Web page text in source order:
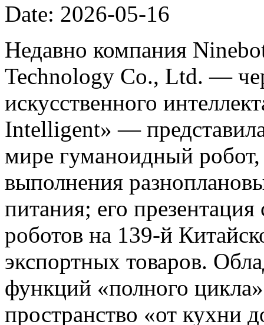
Date: 2026-05-16
Недавно компания
Technology Co., Ltd. —
искусственного
Intelligent» —
мире гуманоидный
выполнения
питания; его
роботов на 139-й
экспортных товаров.
функций «полного
пространство «от кухни